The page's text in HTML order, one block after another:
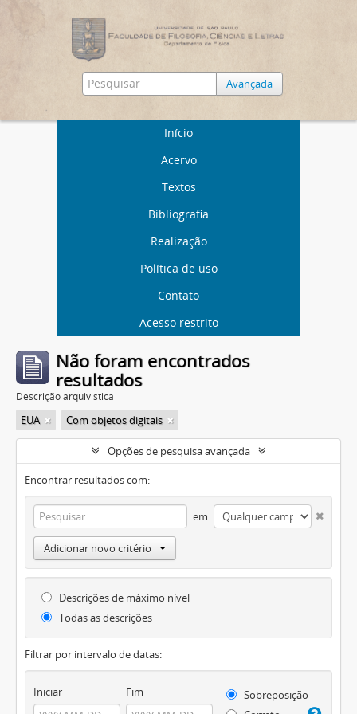
Avançada
Início
Acervo
Textos
Bibliografia
Realização
Política de uso
Contato
Acesso restrito
Não foram encontrados
resultados
Descrição arquivística
EUA Com objetos digitais
Opções de pesquisa avançada
Encontrar resultados com:
em
Adicionar novo critério
Descrições de máximo nível
Todas as descrições
Filtrar por intervalo de datas:
Iniciar Fim
Sobreposição